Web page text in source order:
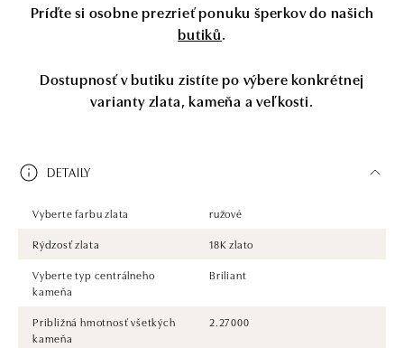
Príďte si osobne prezrieť ponuku šperkov do našich
butiků.
Dostupnosť v butiku zistíte po výbere konkrétnej
varianty zlata, kameňa a veľkosti.
DETAILY
Vyberte farbu zlata
ružové
Rýdzosť zlata
18K zlato
Vyberte typ centrálneho
kameňa
Briliant
Približná hmotnosť všetkých
kameňa
2.27000